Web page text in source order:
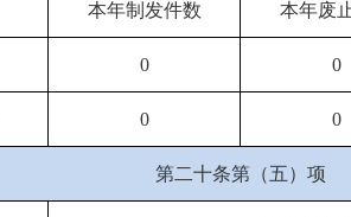
本年制发件数 本年废
0 0
0 0
第二十条第（五）项